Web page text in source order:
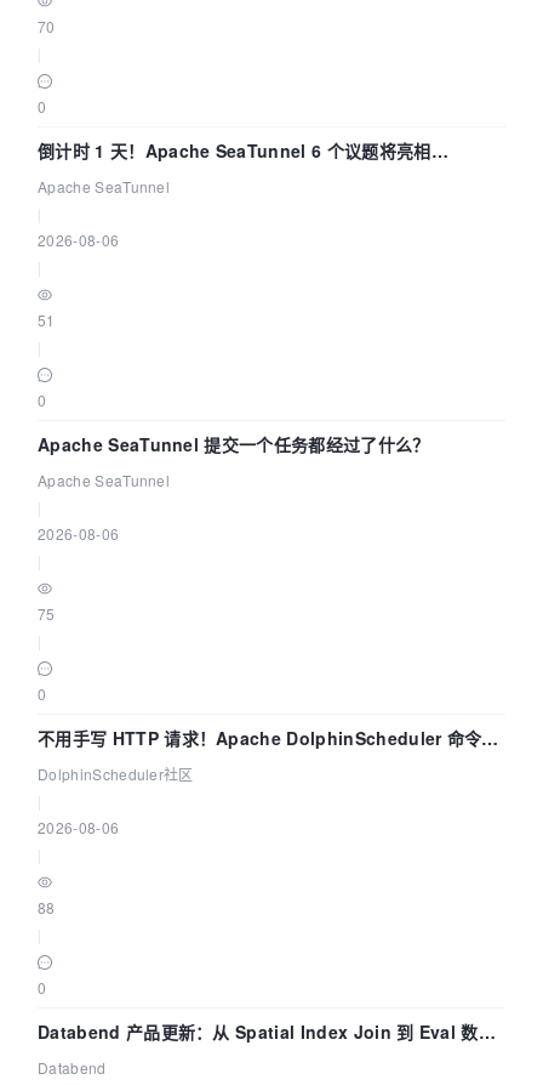
70
0
倒计时 1 天！Apache SeaTunnel 6 个议题将亮相
Community Over Code Asia 2026
Apache SeaTunnel
2026-08-06
51
0
Apache SeaTunnel 提交一个任务都经过了什么？
Apache SeaTunnel
2026-08-06
75
0
不用手写 HTTP 请求！Apache DolphinScheduler 命令行
dsctl 两分钟上手
DolphinScheduler社区
2026-08-06
88
0
Databend 产品更新：从 Spatial Index Join 到 Eval 数据
管道
Databend